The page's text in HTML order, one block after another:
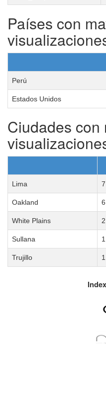
Países con
Perú
Estados Unidos
Ciudades con
Lima 7
Oakland 6
White Plains 2
Sullana 1
Trujillo 1